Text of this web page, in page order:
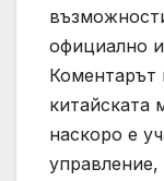
официално
Коментарът
китайската
наскоро е